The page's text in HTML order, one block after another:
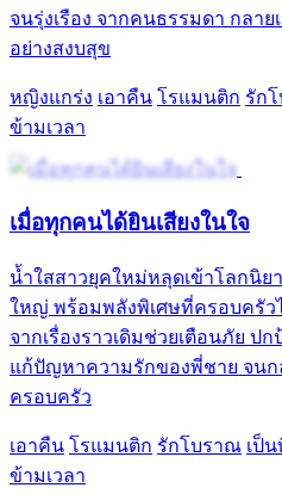
จนรุ่งเรือง จากคนธรรมดา กลา
อย่างสงบสุข
หญิงแกร่ง เอาคืน โรแมนติก รัก
ข้ามเวลา
เมื่อทุกคนได้ยินเสียงในใจ
น้ำใสสาวยุคใหม่หลุดเข้าโลกนิ
ใหญ่ พร้อมพลังพิเศษที่ครอบครัว
จากเรื่องราวเดิมช่วยเตือนภัย ป
แก้ปัญหาความรักของพี่ชาย จน
ครอบครัว
เอาคืน โรแมนติก รักโบราณ เป็
ข้ามเวลา